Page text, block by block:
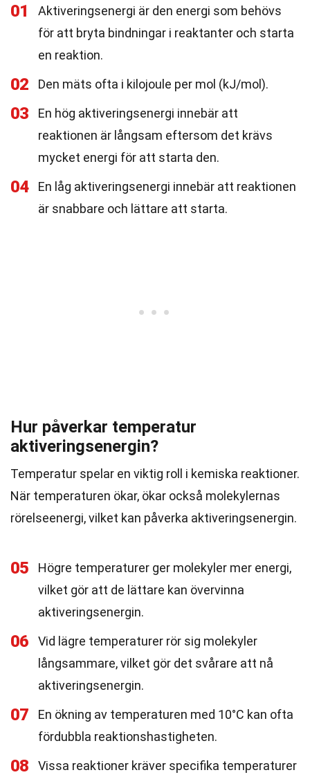
01
Aktiveringsenergi är den energi som behövs
för att bryta bindningar i reaktanter och starta
en reaktion.
02 Den mäts ofta i kilojoule per mol (kJ/mol).
03
En hög aktiveringsenergi innebär att
reaktionen är långsam eftersom det krävs
mycket energi för att starta den.
04
En låg aktiveringsenergi innebär att reaktionen
är snabbare och lättare att starta.
Hur påverkar temperatur
aktiveringsenergin?
Temperatur spelar en viktig roll i kemiska reaktioner.
När temperaturen ökar, ökar också molekylernas
rörelseenergi, vilket kan påverka aktiveringsenergin.
05
Högre temperaturer ger molekyler mer energi,
vilket gör att de lättare kan övervinna
aktiveringsenergin.
06
Vid lägre temperaturer rör sig molekyler
långsammare, vilket gör det svårare att nå
aktiveringsenergin.
07
En ökning av temperaturen med 10°C kan ofta
fördubbla reaktionshastigheten.
08
Vissa reaktioner kräver specifika temperaturer